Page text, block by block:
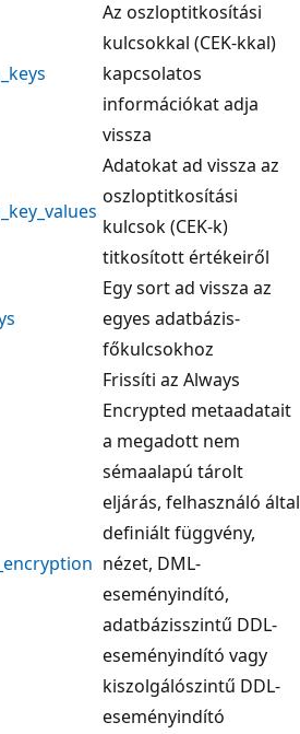
Az oszloptitkosítási
kulcsokkal (CEK-kkal)
kapcsolatos
információkat adja
vissza
Adatokat ad vissza az
oszloptitkosítási
kulcsok (CEK-k)
titkosított értékeiről
Egy sort ad vissza az
egyes adatbázis-
főkulcsokhoz
Frissíti az Always
Encrypted metaadatait
a megadott nem
sémaalapú tárolt
eljárás, felhasználó által
definiált függvény,
nézet, DML-
eseményindító,
adatbázisszintű DDL-
eseményindító vagy
kiszolgálószintű DDL-
eseményindító